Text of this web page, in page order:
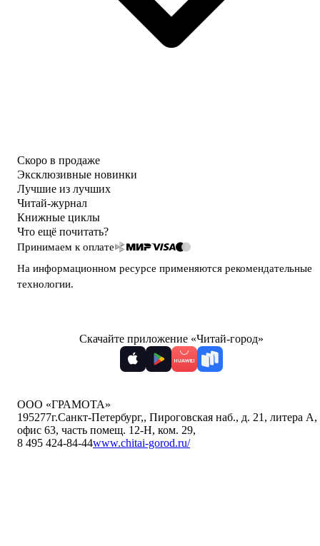
Скоро в продаже
Эксклюзивные новинки
Лучшие из лучших
Читай-журнал
Книжные циклы
Что ещё почитать?
Принимаем к оплате
На информационном ресурсе применяются рекомендательные
технологии.
Скачайте приложение «Читай-город»
ООО «ГРАМОТА»
195277г.Санкт-Петербург,, Пироговская наб., д. 21, литера А,
офис 63, часть помещ. 12-Н, ком. 29,
8 495 424-84-44www.chitai-gorod.ru/